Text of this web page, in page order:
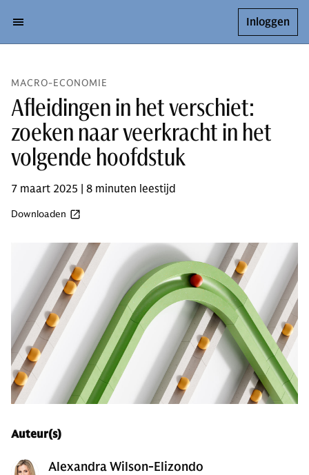
Inloggen
MACRO-ECONOMIE
Afleidingen in het verschiet:
zoeken naar veerkracht in het
volgende hoofdstuk
7 maart 2025 | 8 minuten leestijd
Downloaden
Auteur(s)
Alexandra Wilson-Elizondo